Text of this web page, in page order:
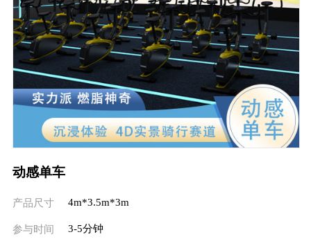
动感单车
产品尺寸 4m*3.5m*3m
参与时间 3-5分钟